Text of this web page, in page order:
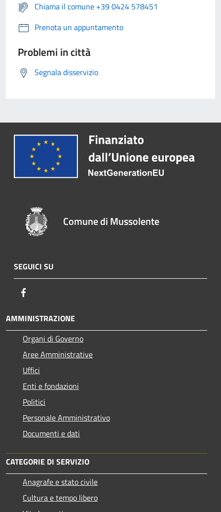
Chiama il comune +39 0424 578451
Prenota un appuntamento
Problemi in città
Segnala disservizio
Comune di Mussolente
SEGUICI SU
AMMINISTRAZIONE
Organi di Governo
Aree Amministrative
Uffici
Enti e fondazioni
Politici
Personale Amministrativo
Documenti e dati
CATEGORIE DI SERVIZIO
Anagrafe e stato civile
Cultura e tempo libero